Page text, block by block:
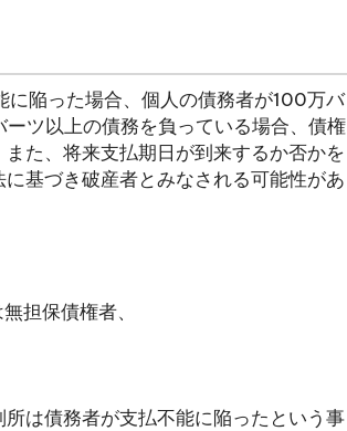
陥った場合、個人の債務者が100万バ
ツ以上の債務を負っている場合、債権
た、将来支払期日が到来するか否かを
基づき破産者とみなされる可能性があ
担保債権者、
は債務者が支払不能に陥ったという事